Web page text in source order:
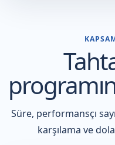
Süre, performansçı
karşılama ve